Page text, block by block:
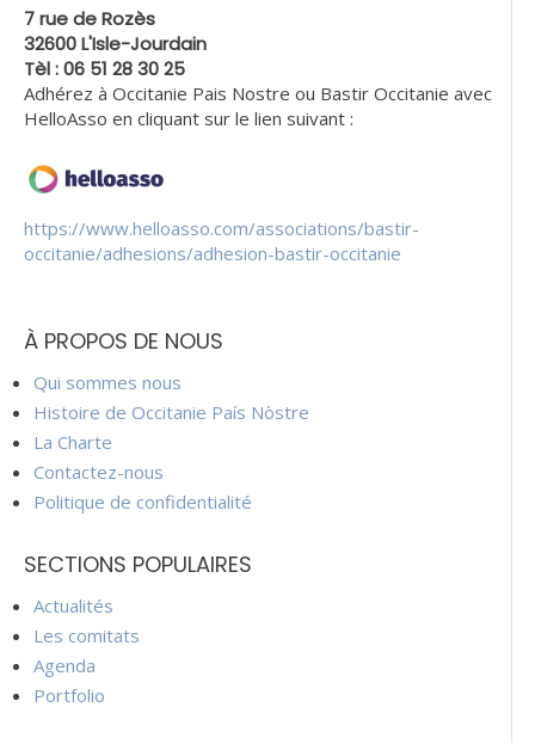
7 rue de Rozès
32600 L'Isle-Jourdain
Tèl : 06 51 28 30 25
Adhérez à Occitanie Pais Nostre ou Bastir Occitanie avec
HelloAsso en cliquant sur le lien suivant :
https://www.helloasso.com/associations/bastir-
occitanie/adhesions/adhesion-bastir-occitanie
À PROPOS DE NOUS
Qui sommes nous
Histoire de Occitanie País Nòstre
La Charte
Contactez-nous
Politique de confidentialité
SECTIONS POPULAIRES
Actualités
Les comitats
Agenda
Portfolio